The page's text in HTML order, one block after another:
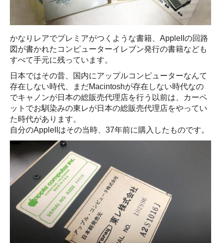
かなりレアでプレミアがつくような書籍、AppleIIの回路
図が書かれたコンピューターイレブン発行の書籍なども
すべて手元に残っています。
日本ではその昔、国内にアップルコンピューターなんて
存在しない時代、まだMacintoshが存在しない時代なの
でキャノンが日本の総販売代理店を行う以前は、カーペ
ットでお馴染みの東レが日本の総販売代理店をやってい
た時代があります。
自分のAppleIIはその当時、37年前に購入したものです。